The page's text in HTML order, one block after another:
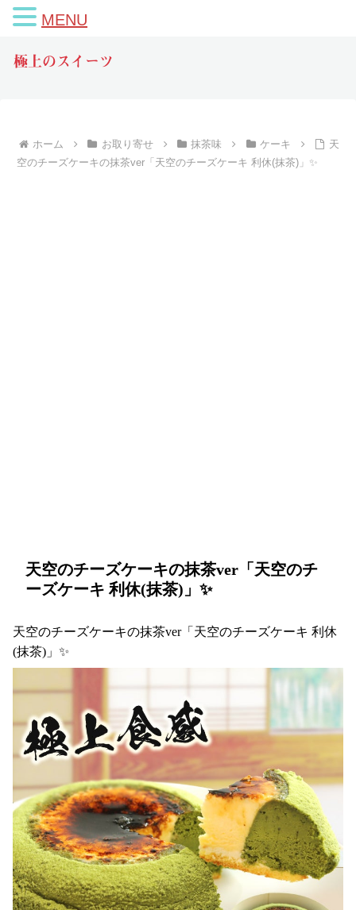
極上のスイーツ
ホーム お取り寄せ 抹茶味 ケーキ
天
空のチーズケーキの抹茶ver「天空のチーズケーキ 利休(抹茶)」✨
天空のチーズケーキの抹茶ver「天空のチ
ーズケーキ 利休(抹茶)」✨
天空のチーズケーキの抹茶ver「天空のチーズケーキ 利休
(抹茶)」✨
MENU